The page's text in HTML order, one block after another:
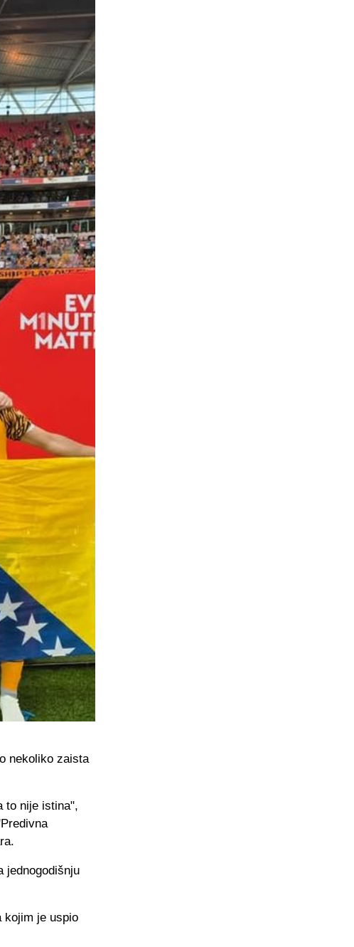
nekoliko zaista
to nije istina",
jednogodišnju
kojim je uspio